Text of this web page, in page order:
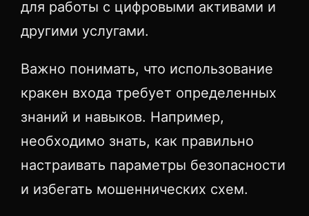
для работы с цифровыми активами и
другими услугами.
Важно понимать, что использование
кракен входа требует определенных
знаний и навыков. Например,
необходимо знать, как правильно
настраивать параметры безопасности
и избегать мошеннических схем.